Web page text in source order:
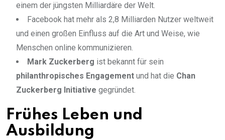
einem der jüngsten Milliardäre der Welt.
Facebook hat mehr als 2,8 Milliarden Nutzer weltweit
und einen großen Einfluss auf die Art und Weise, wie
Menschen online kommunizieren.
Mark Zuckerberg ist bekannt für sein
philanthropisches Engagement und hat die Chan
Zuckerberg Initiative gegründet.
Frühes Leben und
Ausbildung